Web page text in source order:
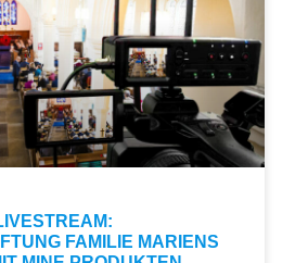
FAMILIE MARIENS